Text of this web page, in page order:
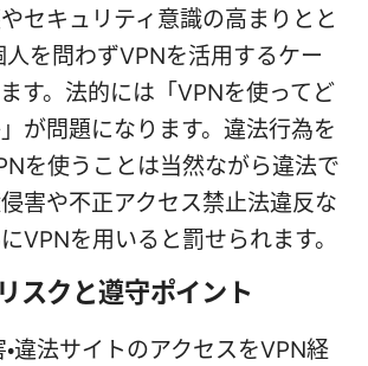
セキュリティ意識の高まりとと
人を問わずVPNを活用するケー
す。法的には「VPNを使ってど
が問題になります。違法行為を
を使うことは当然ながら違法で
害や不正アクセス禁止法違反な
VPNを用いると罰せられます。
スクと遵守ポイント
違法サイトのアクセスをVPN経